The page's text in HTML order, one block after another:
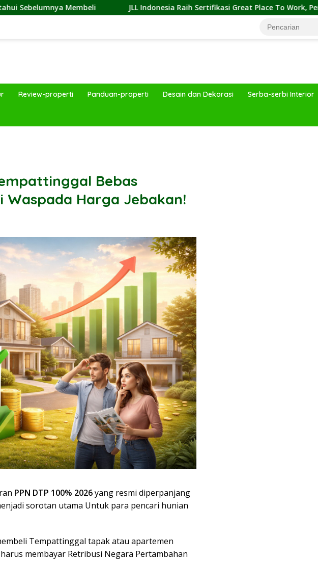
Membeli JLL Indonesia Raih Sertifikasi Great Place To Work, Perkuat
Review-properti Panduan-properti Desain dan Dekorasi Serba-serbi Interior
Bebas
Waspada Harga Jebakan!
PPN DTP 100% 2026yang resmi diperpanjang
sorotan utama Untuk para pencari hunian
Tempattinggal tapak atau apartemen
membayar Retribusi Negara Pertambahan